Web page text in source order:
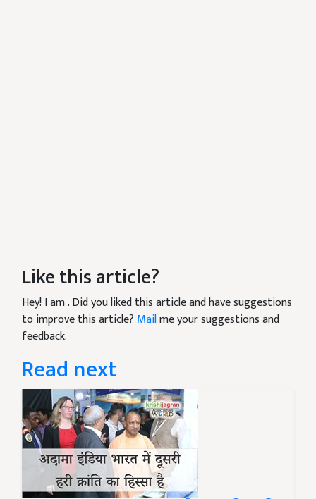
Like this article?
Hey! I am. Did you liked this article and have suggestions
to improve this article? Mailme your suggestions and
feedback.
Read next